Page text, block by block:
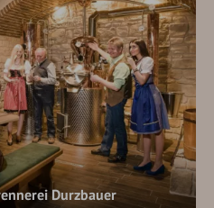
Durzbauer